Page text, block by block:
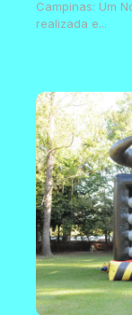
Campinas: Um
realizada e...